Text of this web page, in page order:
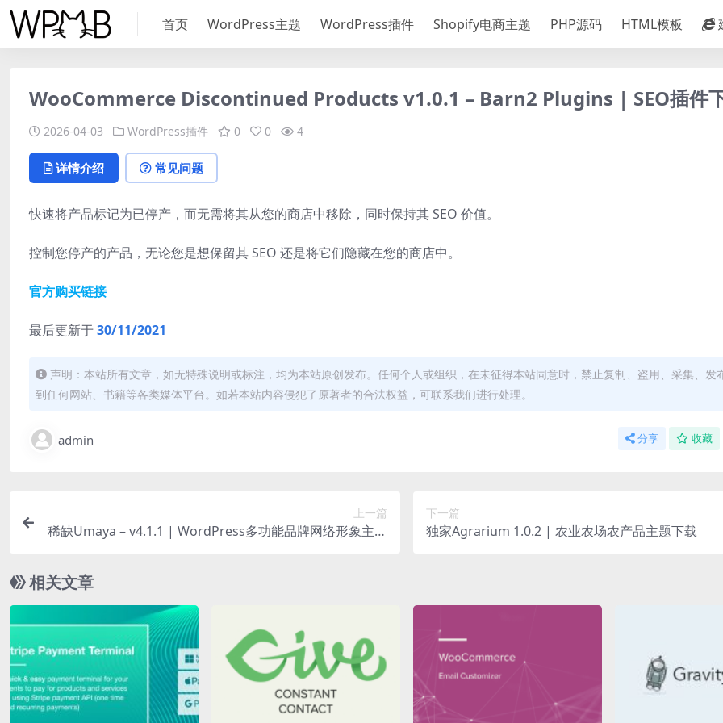
首页 WordPress主题 WordPress插件 Shopify电商主题 PHP源码 HTML模板
WooCommerce Discontinued Products v1.0.1 – Barn2 Plugins | SEO插件
2026-04-03 WordPress插件 0 0 4
详情介绍 常见问题
快速将产品标记为已停产，而无需将其从您的商店中移除，同时保持其 SEO 价值。
控制您停产的产品，无论您是想保留其 SEO 还是将它们隐藏在您的商店中。
官方购买链接
最后更新于30/11/2021
声明：本站所有文章，如无特殊说明或标注，均为本站原创发布。任何个人或组织，在未征得本站同意时，禁止复制、盗用、采集、发
到任何网站、书籍等各类媒体平台。如若本站内容侵犯了原著者的合法权益，可联系我们进行处理。
admin 分享 收藏
上一篇
稀缺Umaya – v4.1.1 | WordPress多功能品牌网络形象主题
下一篇
独家Agrarium 1.0.2 | 农业农场农产品主题下载
相关文章